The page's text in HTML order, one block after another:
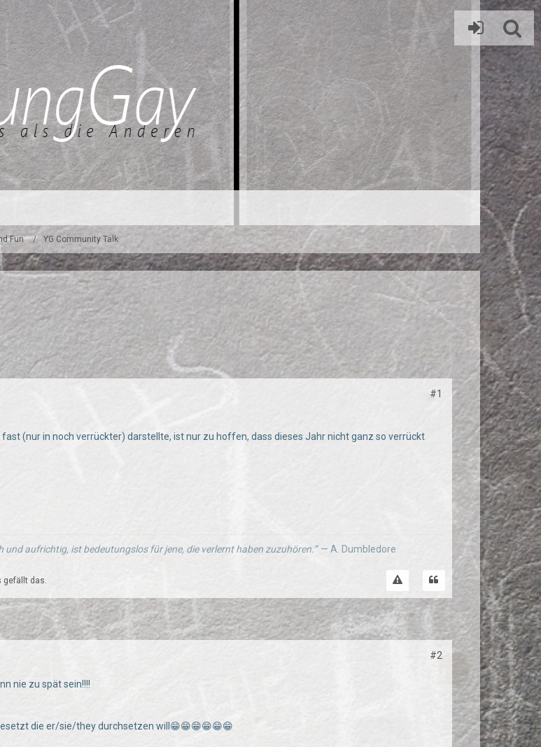
Fun YG Community Talk
#1
(nur in noch verrückter) darstellte, ist nur zu hoffen, dass dieses Jahr nicht ganz so verrückt
und aufrichtig, ist bedeutungslos für jene, die verlernt haben zuzuhören.“ — A. Dumbledore
das.
#2
nie zu spät sein!!!!
die er/sie/they durchsetzen will😁😁😁😁😁😁